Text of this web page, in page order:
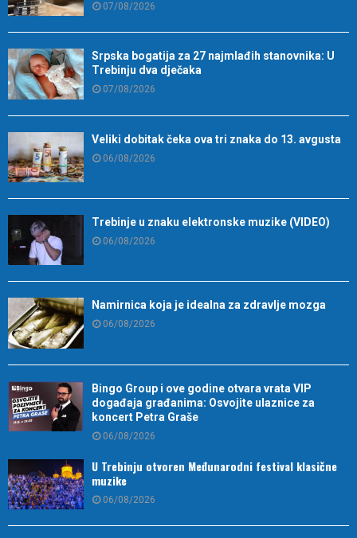
07/08/2026
Srpska bogatija za 27 najmlađih stanovnika: U
Trebinju dva dječaka
07/08/2026
Veliki dobitak čeka ova tri znaka do 13. avgusta
06/08/2026
Trebinje u znaku elektronske muzike (VIDEO)
06/08/2026
Namirnica koja je idealna za zdravlje mozga
06/08/2026
Bingo Group i ove godine otvara vrata VIP
događaja građanima: Osvojite ulaznice za
koncert Petra Graše
06/08/2026
U Trebinju otvoren Međunarodni festival klasične
muzike
06/08/2026